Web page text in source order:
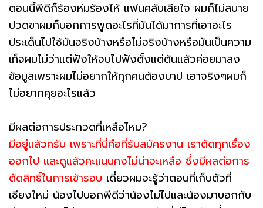
ตอนนี้พีดีก็ร้องห่มร้องไห้ แฟนคลับเสียใจ ผมก็ไม่สบาย
ปวดขาผมก็บอกการพูดอะไรที่มันได้มาการที่เอาอะไร
ประเด็นไปใช้มันจริงบ้างหรือไม่จริงบ้างหรือมันเป็นความ
เท็จผมไม่ว่าแต่ฟังให้จบไปฟังตั้งแต่ต้นแล้วค่อยมาลง
ข้อมูลเพราะผมไม่อยากให้ทุกคนต้องบาป เอาจริงๆผมก็
ไม่อยากคุยอะไรแล้ว
มีผลต่อการประกวดที่เหลือไหม?
มีอยู่แล้วครับ เพราะที่นี่คือที่รับสมัครงาน เราตัดทุกเรื่อง
ออกไป และดูแล้วคะแนนคงไม่น่าจะเหลือ ซึ่งมีผลต่อการ
ตัดสิทธิ์ในการเข้ารอบ เดี๋ยวผมจะรู้ว่าตอนที่เก็บตัวที่
เชียงใหม่ น้องไปบอกพีดีว่าน้องไม่ไปและน้องมาบอกกับ